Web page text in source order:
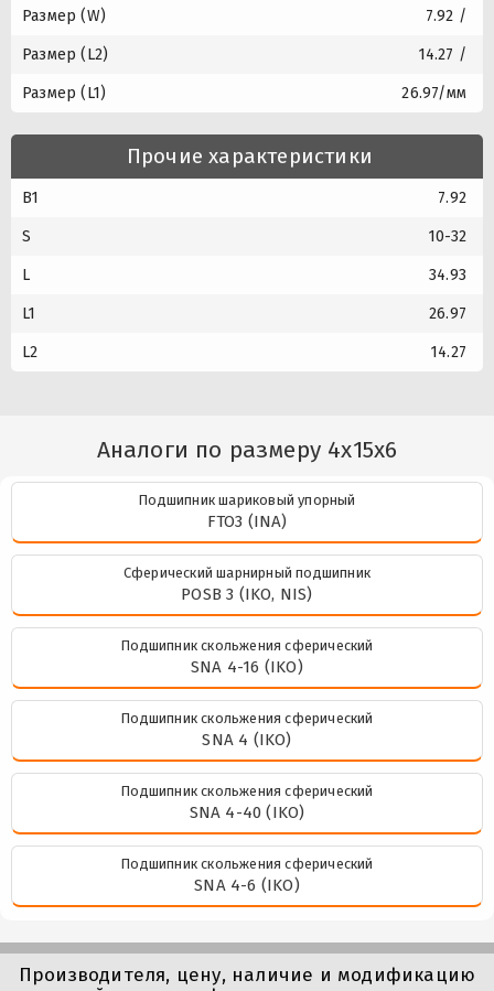
Размер (W) 7.92 /
Размер (L2) 14.27 /
Размер (L1) 26.97/мм
Прочие характеристики
B1 7.92
S 10-32
L 34.93
L1 26.97
L2 14.27
Аналоги по размеру 4x15x6
Подшипник шариковый упорный
FTO3 (INA)
Сферический шарнирный подшипник
POSB 3 (IKO, NIS)
Подшипник скольжения сферический
SNA 4-16 (IKO)
Подшипник скольжения сферический
SNA 4 (IKO)
Подшипник скольжения сферический
SNA 4-40 (IKO)
Подшипник скольжения сферический
SNA 4-6 (IKO)
Производителя, цену, наличие и модификацию